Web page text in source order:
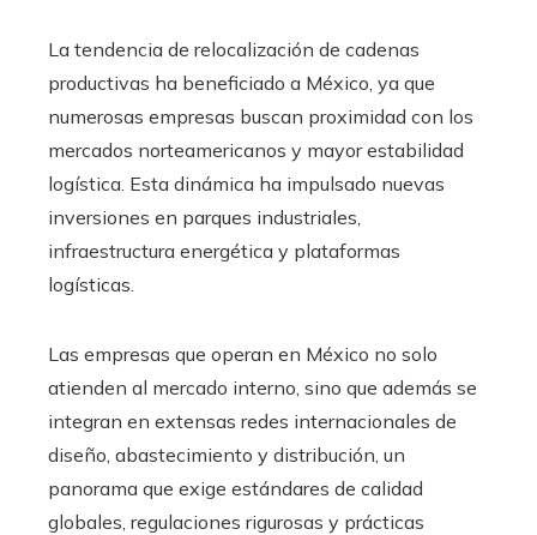
La tendencia de relocalización de cadenas
productivas ha beneficiado a México, ya que
numerosas empresas buscan proximidad con los
mercados norteamericanos y mayor estabilidad
logística. Esta dinámica ha impulsado nuevas
inversiones en parques industriales,
infraestructura energética y plataformas
logísticas.
Las empresas que operan en México no solo
atienden al mercado interno, sino que además se
integran en extensas redes internacionales de
diseño, abastecimiento y distribución, un
panorama que exige estándares de calidad
globales, regulaciones rigurosas y prácticas